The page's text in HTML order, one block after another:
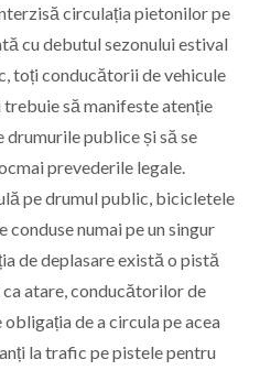
circulația pietonilor pe
cu debutul sezonului estival
toți conducătorii de vehicule
să manifeste atenție
publice și să se
prevederile legale.
pe drumul public, bicicletele
numai pe un singur
de deplasare există o pistă
atare, conducătorilor de
de a circula pe acea
la trafic pe pistele pentru